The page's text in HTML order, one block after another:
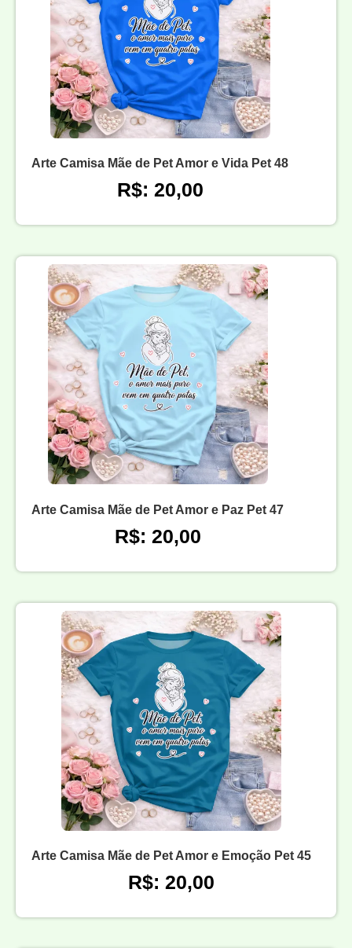
Arte Camisa Mãe de Pet Amor e Vida Pet 48
R$: 20,00
Arte Camisa Mãe de Pet Amor e Paz Pet 47
R$: 20,00
Arte Camisa Mãe de Pet Amor e Emoção Pet 45
R$: 20,00